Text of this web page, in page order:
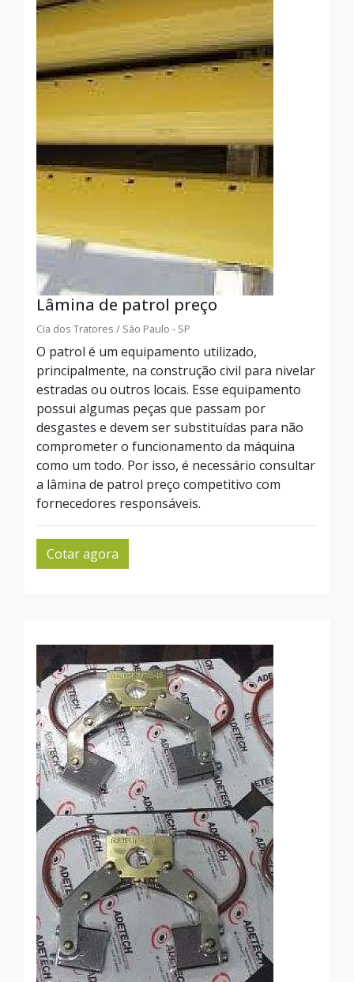
Lâmina de patrol preço
Cia dos Tratores / São Paulo - SP
O patrol é um equipamento utilizado,
principalmente, na construção civil para nivelar
estradas ou outros locais. Esse equipamento
possui algumas peças que passam por
desgastes e devem ser substituídas para não
comprometer o funcionamento da máquina
como um todo. Por isso, é necessário consultar
a lâmina de patrol preço competitivo com
fornecedores responsáveis.
Cotar agora